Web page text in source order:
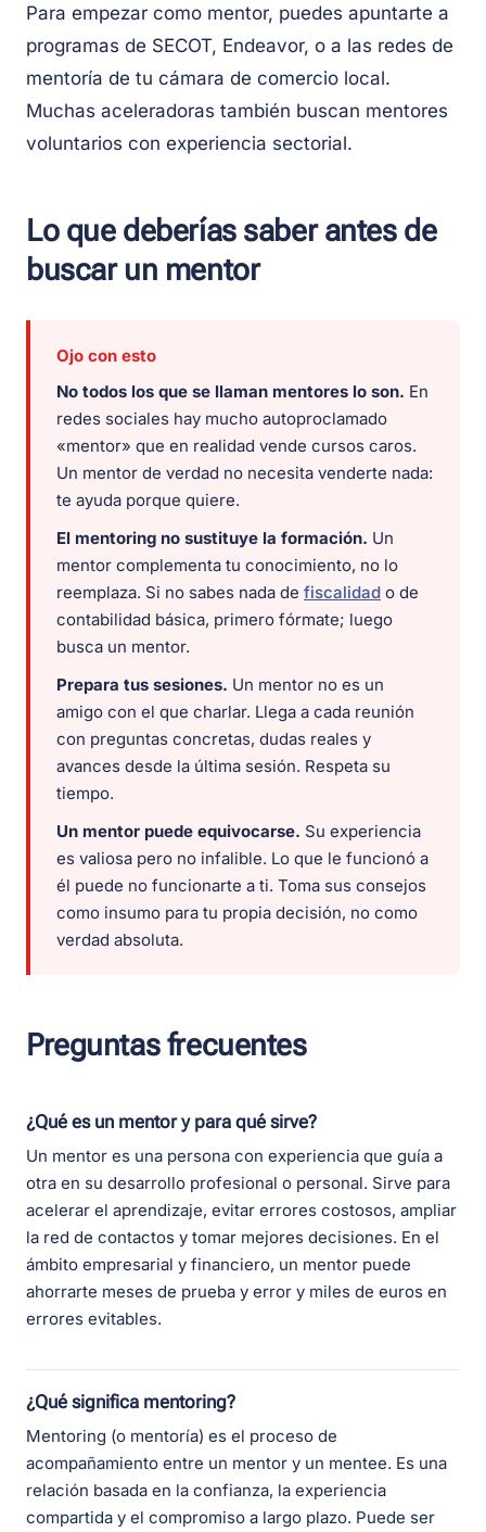
Para empezar como mentor, puedes apuntarte a
programas de SECOT, Endeavor, o a las redes de
mentoría de tu cámara de comercio local.
Muchas aceleradoras también buscan mentores
voluntarios con experiencia sectorial.
Lo que deberías saber antes de
buscar un mentor
Ojo con esto
No todos los que se llaman mentores lo son. En
redes sociales hay mucho autoproclamado
«mentor» que en realidad vende cursos caros.
Un mentor de verdad no necesita venderte nada:
te ayuda porque quiere.
El mentoring no sustituye la formación. Un
mentor complementa tu conocimiento, no lo
reemplaza. Si no sabes nada de fiscalidad o de
contabilidad básica, primero fórmate; luego
busca un mentor.
Prepara tus sesiones. Un mentor no es un
amigo con el que charlar. Llega a cada reunión
con preguntas concretas, dudas reales y
avances desde la última sesión. Respeta su
tiempo.
Un mentor puede equivocarse. Su experiencia
es valiosa pero no infalible. Lo que le funcionó a
él puede no funcionarte a ti. Toma sus consejos
como insumo para tu propia decisión, no como
verdad absoluta.
Preguntas frecuentes
¿Qué es un mentor y para qué sirve?
Un mentor es una persona con experiencia que guía a
otra en su desarrollo profesional o personal. Sirve para
acelerar el aprendizaje, evitar errores costosos, ampliar
la red de contactos y tomar mejores decisiones. En el
ámbito empresarial y financiero, un mentor puede
ahorrarte meses de prueba y error y miles de euros en
errores evitables.
¿Qué significa mentoring?
Mentoring (o mentoría) es el proceso de
acompañamiento entre un mentor y un mentee. Es una
relación basada en la confianza, la experiencia
compartida y el compromiso a largo plazo. Puede ser